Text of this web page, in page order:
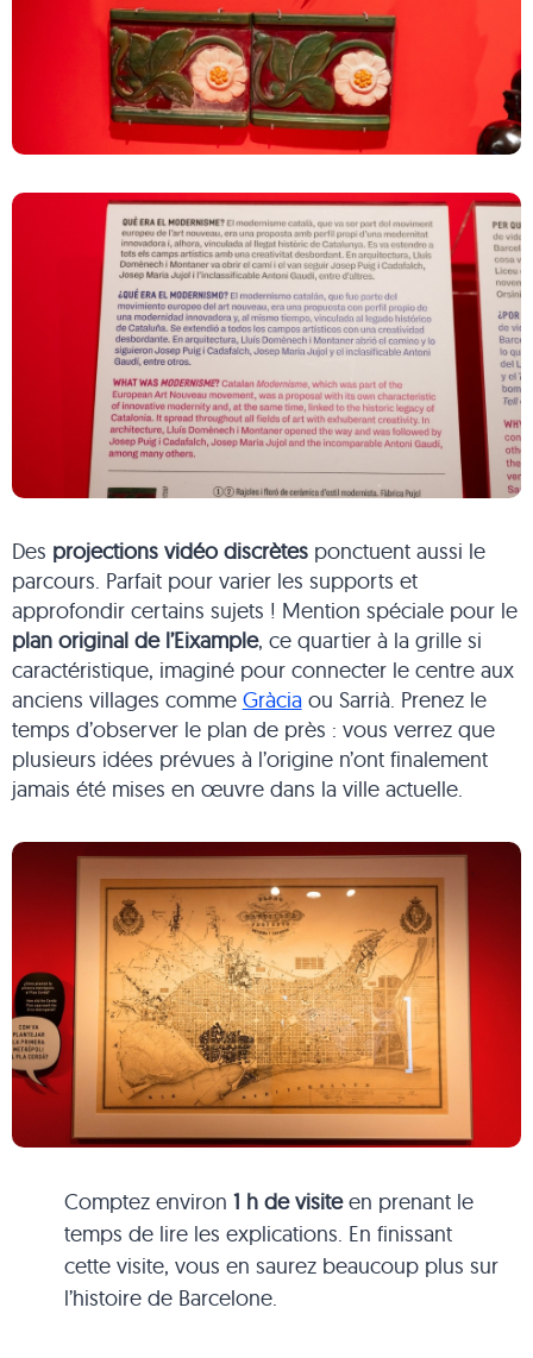
Des projections vidéo discrètesponctuent aussi le
parcours. Parfait pour varier les supports et
approfondir certains sujets ! Mention spéciale pour le
plan original de l’Eixample, ce quartier à la grille si
caractéristique, imaginé pour connecter le centre aux
anciens villages comme Gràciaou Sarrià. Prenez le
temps d’observer le plan de près : vous verrez que
plusieurs idées prévues à l’origine n’ont finalement
jamais été mises en œuvre dans la ville actuelle.
Comptez environ1 h de visiteen prenant le
temps de lire les explications. En finissant
cette visite, vous en saurez beaucoup plus sur
l’histoire de Barcelone.